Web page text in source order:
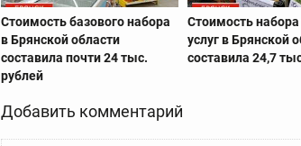
Стоимость базового набора
в Брянской области
составила почти 24 тыс.
рублей
Стоимость набора
услуг в Брянской
составила 24,7
Добавить комментарий